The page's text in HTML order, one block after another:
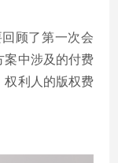
顾了第一次会
案中涉及的付费
权利人的版权费